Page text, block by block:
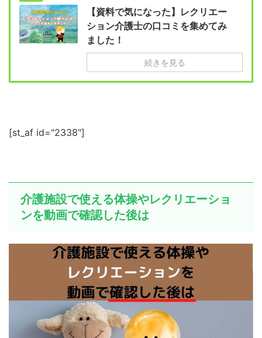
【資料で気になった】レクリエー
ション介護士の口コミを集めてみ
ました！
続きを見る
[st_af id="2338"]
介護施設で使える体操やレクリエーショ
ンを動画で確認した後は